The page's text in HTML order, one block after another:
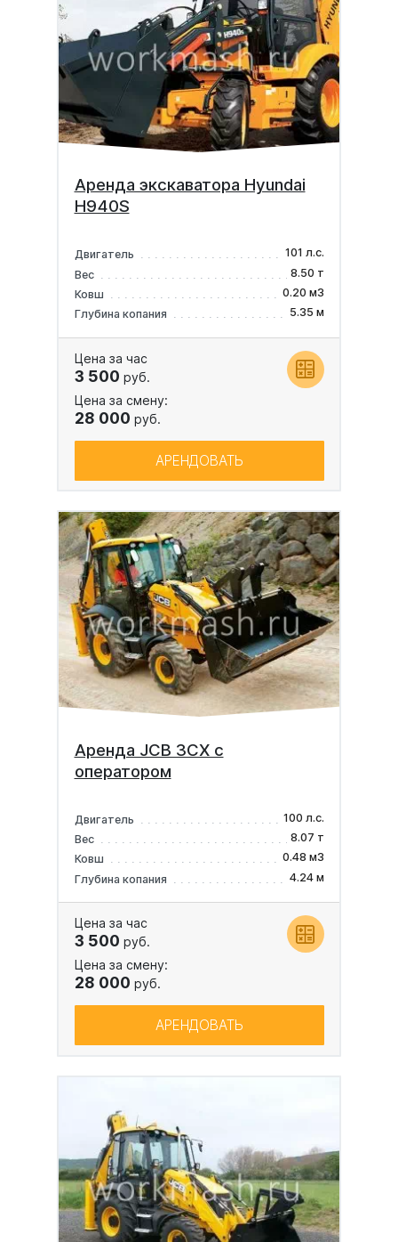
Аренда экскаватора Hyundai
H940S
Двигатель
101 л.с.
Вес
8.50 т
Ковш
0.20 м3
Глубина копания
5.35 м
Цена за час
3 500 руб.
Цена за смену:
28 000 руб.
АРЕНДОВАТЬ
Аренда JCB 3CX с
оператором
Двигатель
100 л.с.
Вес
8.07 т
Ковш
0.48 м3
Глубина копания
4.24 м
Цена за час
3 500 руб.
Цена за смену:
28 000 руб.
АРЕНДОВАТЬ